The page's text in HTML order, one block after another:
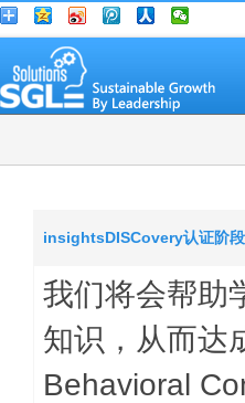
insightsDISCovery认证阶段
我们将会帮助
知识，从而达
Behavioral